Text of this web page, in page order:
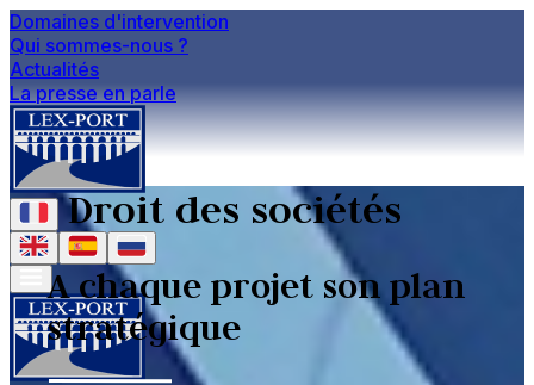
Domaines d'intervention
Qui sommes-nous ?
Actualités
La presse en parle
Droit des sociétés
A chaque projet son plan
stratégique